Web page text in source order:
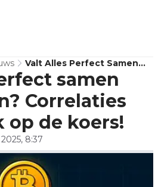
Valt Alles Perfect Samen
Voor Bitcoin? Correlaties
Zetten Druk Op De Koers!
samen
Correlaties
op de koers!
8:37